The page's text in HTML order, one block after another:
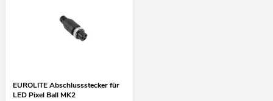
EUROLITE Abschlussstecker für
LED Pixel Ball MK2